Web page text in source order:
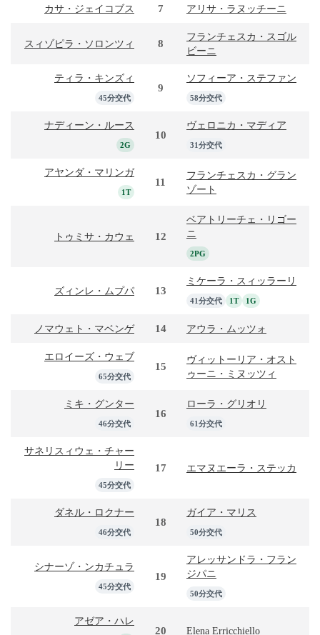
カサ・ジェイコブス 7 アリサ・ラヌッチーニ
スィゾピラ・ソロンツィ 8
フランチェスカ・スゴル
ビーニ
ティラ・キンズィ
45分交代
9
ソフィーア・ステファン
58分交代
ナディーン・ルース
2G
10
ヴェロニカ・マディア
31分交代
アヤンダ・マリンガ
1T
11
フランチェスカ・グラン
ゾート
トゥミサ・カウェ 12
ベアトリーチェ・リゴー
ニ
2PG
ズィンレ・ムプパ 13
ミケーラ・スィッラーリ
41分交代 1T 1G
ノマウェト・マベンゲ 14 アウラ・ムッツォ
エロイーズ・ウェブ
65分交代
15
ヴィットーリア・オスト
ゥーニ・ミヌッツィ
ミキ・グンター
46分交代
16
ローラ・グリオリ
61分交代
サネリスィウェ・チャー
リー
45分交代
17 エマヌエーラ・ステッカ
ダネル・ロクナー
46分交代
18
ガイア・マリス
50分交代
シナーゾ・ンカチュラ
45分交代
19
アレッサンドラ・フラン
ジパニ
50分交代
アゼア・ハレ
20 Elena Erricchiello